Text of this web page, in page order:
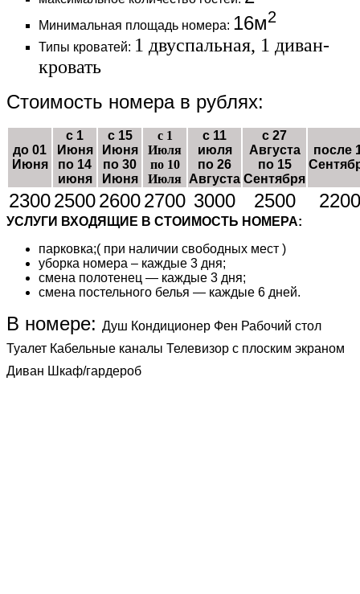
Минимальная площадь номера: 16м2
Типы кроватей: 1 двуспальная, 1 диван-
кровать
Стоимость номера в рублях:
до 01
Июня
с 1
Июня
по 14
июня
с 15
Июня
по 30
Июня
с 1
Июля
по 10
Июля
с 11
июля
по 26
Августа
с 27
Августа
по 15
Сентября
после
2300250026002700 3000 2500 2200
УСЛУГИ ВХОДЯЩИЕ В СТОИМОСТЬ НОМЕРА:
парковка;( при наличии свободных мест )
уборка номера – каждые 3 дня;
смена полотенец — каждые 3 дня;
смена постельного белья — каждые 6 дней.
В номере: Душ Кондиционер Фен Рабочий стол
Туалет Кабельные каналы Телевизор с плоским экраном
Диван Шкаф/гардероб